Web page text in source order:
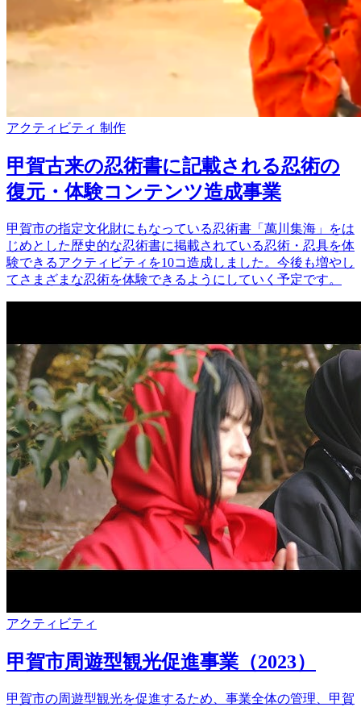
アクティビティ 制作
甲賀古来の忍術書に記載される忍術の
復元・体験コンテンツ造成事業
甲賀市の指定文化財にもなっている忍術書「萬川集海」をは
じめとした歴史的な忍術書に掲載されている忍術・忍具を体
験できるアクティビティを10コ造成しました。今後も増やし
てさまざまな忍術を体験できるようにしていく予定です。
アクティビティ
甲賀市周遊型観光促進事業（2023）
甲賀市の周遊型観光を促進するため、事業全体の管理、甲賀